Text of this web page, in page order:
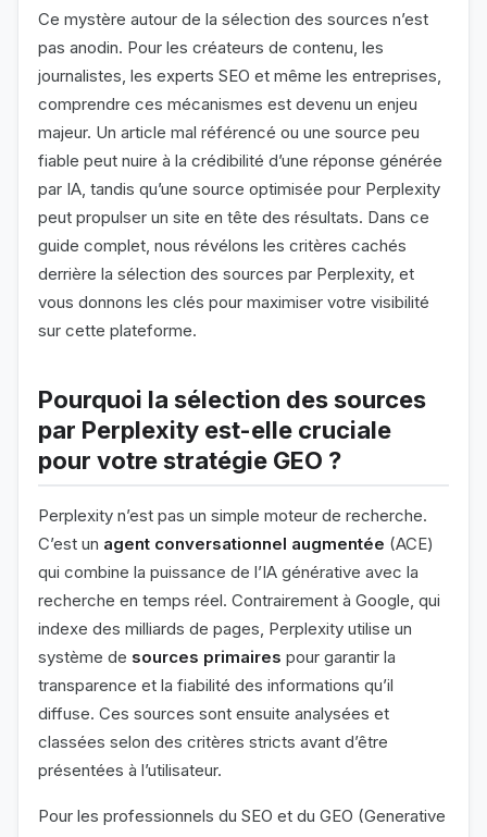
Ce mystère autour de la sélection des sources n’est
pas anodin. Pour les créateurs de contenu, les
journalistes, les experts SEO et même les entreprises,
comprendre ces mécanismes est devenu un enjeu
majeur. Un article mal référencé ou une source peu
fiable peut nuire à la crédibilité d’une réponse générée
par IA, tandis qu’une source optimisée pour Perplexity
peut propulser un site en tête des résultats. Dans ce
guide complet, nous révélons les critères cachés
derrière la sélection des sources par Perplexity, et
vous donnons les clés pour maximiser votre visibilité
sur cette plateforme.
Pourquoi la sélection des sources
par Perplexity est-elle cruciale
pour votre stratégie GEO ?
Perplexity n’est pas un simple moteur de recherche.
C’est un agent conversationnel augmentée (ACE)
qui combine la puissance de l’IA générative avec la
recherche en temps réel. Contrairement à Google, qui
indexe des milliards de pages, Perplexity utilise un
système de sources primaires pour garantir la
transparence et la fiabilité des informations qu’il
diffuse. Ces sources sont ensuite analysées et
classées selon des critères stricts avant d’être
présentées à l’utilisateur.
Pour les professionnels du SEO et du GEO (Generative